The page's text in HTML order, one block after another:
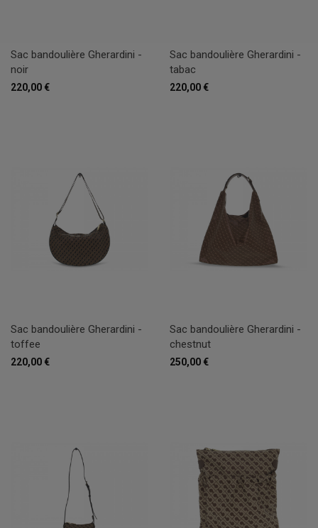
Sac bandoulière Gherardini -
noir
220,00 €
Sac bandoulière Gherardini -
tabac
220,00 €
Sac bandoulière Gherardini -
toffee
220,00 €
Sac bandoulière Gherardini -
chestnut
250,00 €